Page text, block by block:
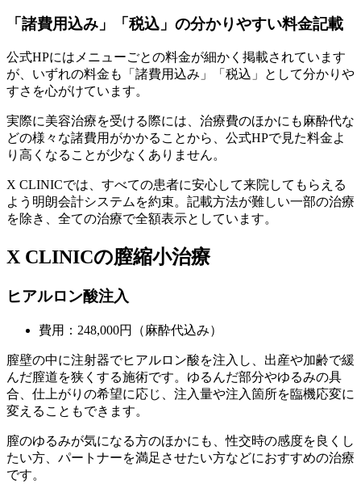
「諸費用込み」「税込」の分かりやすい料金記載
公式HPにはメニューごとの料金が細かく掲載されています
が、いずれの料金も「諸費用込み」「税込」として分かりや
すさを心がけています。
実際に美容治療を受ける際には、治療費のほかにも麻酔代な
どの様々な諸費用がかかることから、公式HPで見た料金よ
り高くなることが少なくありません。
X CLINICでは、すべての患者に安心して来院してもらえる
よう明朗会計システムを約束。記載方法が難しい一部の治療
を除き、全ての治療で全額表示としています。
X CLINICの膣縮小治療
ヒアルロン酸注入
費用：248,000円（麻酔代込み）
膣壁の中に注射器でヒアルロン酸を注入し、出産や加齢で緩
んだ膣道を狭くする施術です。ゆるんだ部分やゆるみの具
合、仕上がりの希望に応じ、注入量や注入箇所を臨機応変に
変えることもできます。
膣のゆるみが気になる方のほかにも、性交時の感度を良くし
たい方、パートナーを満足させたい方などにおすすめの治療
です。